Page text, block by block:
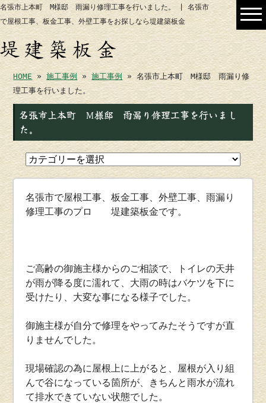
名張市上本町 M様邸 雨漏り修理工事を行いました。 | 名張市
で屋根工事、板金工事、外壁工事をお探しなら堤建築板金
HOME »施工事例 »施工事例
» 名張市上本町 M様邸 雨漏り修
理工事を行いました。
名張市上本町 M様邸 雨漏り修理工事を行いまし
た。
名張市で屋根工事、板金工事、外壁工事、雨漏り
修理工事のプロ 堤建築板金です。
ご高齢の御施主様からのご相談で、トイレの天井
が雨が降る度に濡れて、大雨の時はバケツを下に
受けたり、大変な事になる様子でした。
御施主様が自分で修理をやってみたそうですが直
りませんでした。
現場確認の為に屋根上に上がると、屋根が入り組
んで谷になっている箇所が、きちんと雨水が流れ
て排水できていない状態でした。